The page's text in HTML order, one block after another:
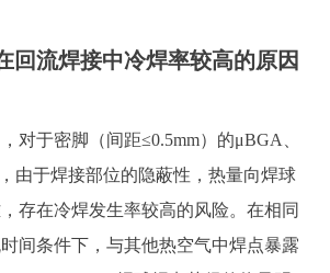
回流焊接中冷焊率较高的原因
对于密脚（间距≤0.5mm）的μBGA、
由于焊接部位的隐蔽性，热量向焊球
存在冷焊发生率较高的风险。在相同
间条件下，与其他热空气中焊点暴露